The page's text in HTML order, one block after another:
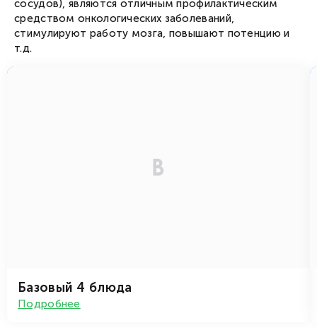
сосудов), являются отличным профилактическим
средством онкологических заболеваний,
стимулируют работу мозга, повышают потенцию и
т.д.
Базовый 4 блюда
Подробнее